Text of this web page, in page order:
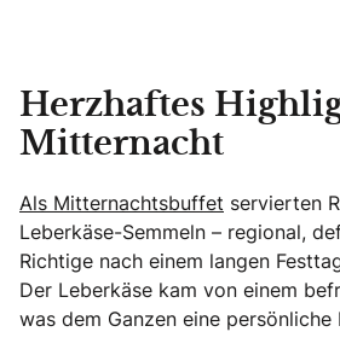
Herzhaftes
Mitternacht
Als Mitternachtsbuffet servierten
Leberkäse-Semmeln – regional,
Richtige nach einem langen
Der Leberkäse kam von einem
was dem Ganzen eine